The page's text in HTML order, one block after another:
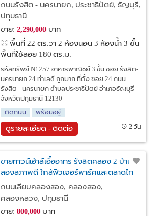
ถนนรังสิต - นครนายก, ประชาธิปัตย์, ธัญบุรี,
ปทุมธานี
ขาย: 2,290,000บาท
พื้นที่ 22 ตร.วา 2 ห้องนอน 3 ห้องน้ำ 3 ชั้น
พื้นที่ใช้สอย 180 ตร.ม.
รหัสทรัพย์ N1257 อาคารพาณิชย์ 3 ชั้น ซอย รังสิต-
นครนายก 24 ทำเลดี ถูกมาก ที่ตั้ง ซอย 24 ถนน
รังสิต - นครนายก ตำบลประชาธิปัตย์ อำเภอธัญบุรี
จังหวัดปทุมธานี 12130
ติดถนน
พร้อมอยู่
ดูรายละเอียด - ติดต่อ 2 วัน
ขายทาวน์เฮ้าส์เอื้ออาทร รังสิตคลอง 2 บ้านมือ
สองสภาพดี ใกล้ฟิวเจอร์พาร์คและตลาดไท
เหมาะอยู่อาศัยหรือปล่อยเช่า
ถนนเลียบคลองสอง, คลองสอง,
คลองหลวง, ปทุมธานี
ขาย: 800,000บาท